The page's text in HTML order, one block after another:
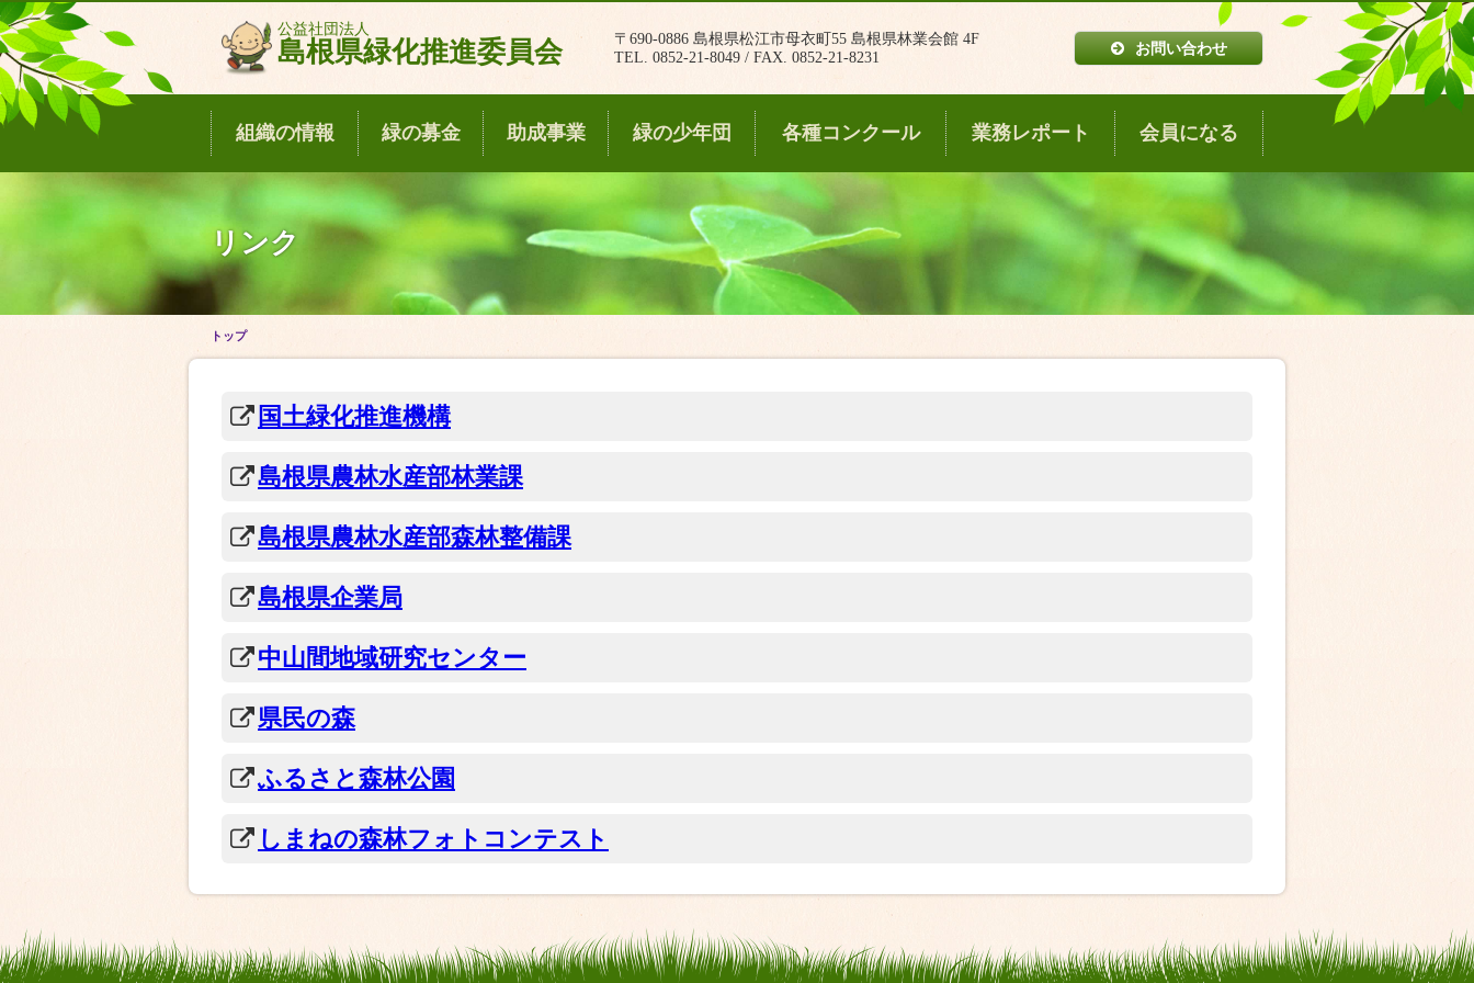
このページの本文へ移動
公益社団法人
島根県緑化推進委員会
〒690-0886 島根県松江市母衣町55 島根県林業会館 4F
TEL. 0852-21-8049 / FAX. 0852-21-8231
お問い合わせ
組織の情報 緑の募金 助成事業 緑の少年団 各種コンクール 業務レポート 会員になる
リンク
トップ
国土緑化推進機構
島根県農林水産部林業課
島根県農林水産部森林整備課
島根県企業局
中山間地域研究センター
県民の森
ふるさと森林公園
しまねの森林フォトコンテスト